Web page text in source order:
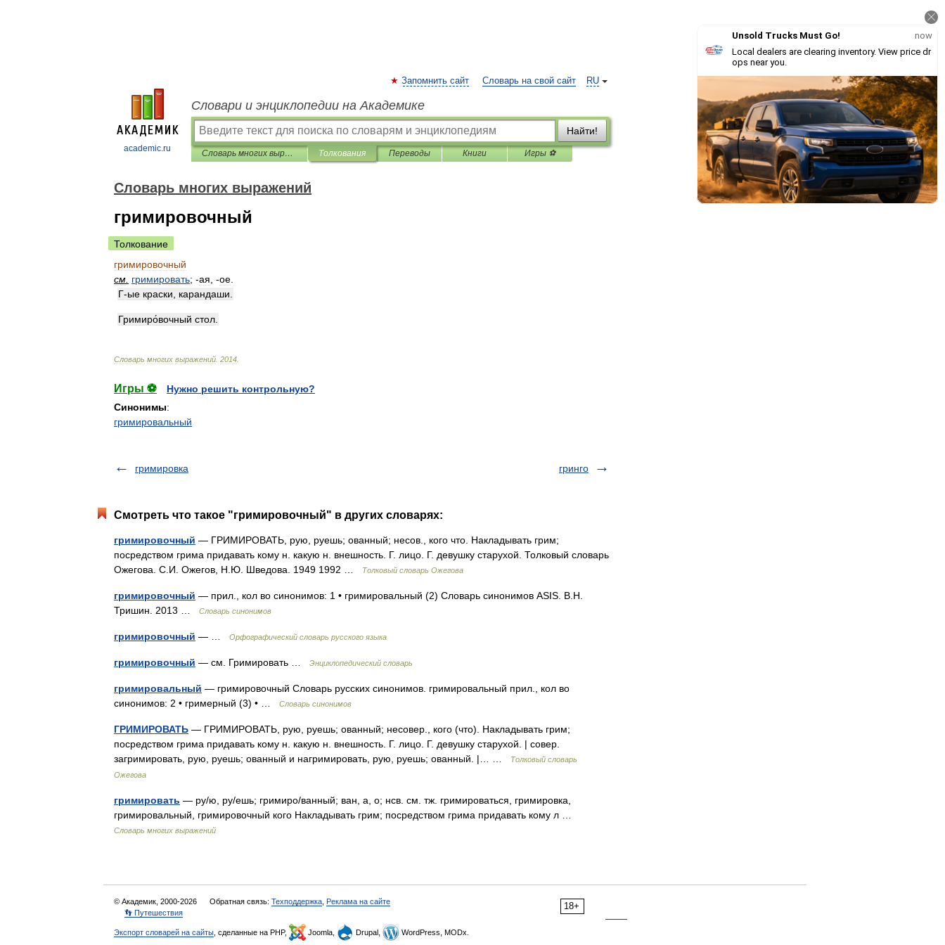
academic.ru
RU
Запомнить сайт Словарь на свой сайт
Словари и энциклопедии на Академике
Найти!
Словарь многих выражений Толкования Переводы Книги Игры ⚽
Словарь многих выражений
гримировочный
Толкование
гримировочный
см гримировать; -ая , -ое
Г-ые краски карандаши
Гримиро́вочный стол
Словарь многих выражений 2014
Игры ⚽
Нужно решить контрольную?
Синонимы:
гримировальный
гримировка гринго
Смотреть что такое "гримировочный" в других словарях:
гримировочный — ГРИМИРОВАТЬ, рую, руешь; ованный; несов., кого что. Накладывать грим;
посредством грима придавать кому н. какую н. внешность. Г. лицо. Г. девушку старухой. Толковый словарь
Ожегова. С.И. Ожегов, Н.Ю. Шведова. 1949 1992 …
Толковый словарь Ожегова
гримировочный — прил., кол во синонимов: 1 • гримировальный (2) Словарь синонимов ASIS. В.Н.
Тришин. 2013 …
Словарь синонимов
гримировочный — … Орфографический словарь русского языка
гримировочный — см. Гримировать … Энциклопедический словарь
гримировальный — гримировочный Словарь русских синонимов. гримировальный прил., кол во
синонимов: 2 • гримерный (3) • …
Словарь синонимов
ГРИМИРОВАТЬ — ГРИМИРОВАТЬ, рую, руешь; ованный; несовер., кого (что). Накладывать грим;
посредством грима придавать кому н. какую н. внешность. Г. лицо. Г. девушку старухой. | совер.
загримировать, рую, руешь; ованный и нагримировать, рую, руешь; ованный. |… …
Толковый словарь
Ожегова
гримировать — ру/ю, ру/ешь; гримиро/ванный; ван, а, о; нсв. см. тж. гримироваться, гримировка,
гримировальный, гримировочный кого Накладывать грим; посредством грима придавать кому л …
Словарь многих выражений
18+
© Академик, 2000-2026 Обратная связь: Техподдержка Реклама на сайте
👣 Путешествия
Экспорт словарей на сайты , сделанные на PHP, Joomla, Drupal, WordPress, MODx.